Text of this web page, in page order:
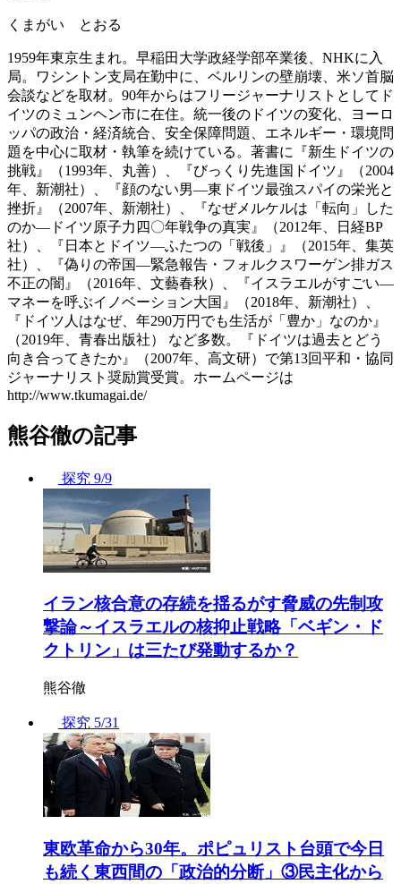
くまがい とおる
1959年東京生まれ。早稲田大学政経学部卒業後、NHKに入
局。ワシントン支局在勤中に、ベルリンの壁崩壊、米ソ首脳
会談などを取材。90年からはフリージャーナリストとしてド
イツのミュンヘン市に在住。統一後のドイツの変化、ヨーロ
ッパの政治・経済統合、安全保障問題、エネルギー・環境問
題を中心に取材・執筆を続けている。著書に『新生ドイツの
挑戦』（1993年、丸善）、『びっくり先進国ドイツ』（2004
年、新潮社）、『顔のない男―東ドイツ最強スパイの栄光と
挫折』（2007年、新潮社）、『なぜメルケルは「転向」した
のか―ドイツ原子力四〇年戦争の真実』（2012年、日経BP
社）、『日本とドイツ―ふたつの「戦後」』（2015年、集英
社）、『偽りの帝国―緊急報告・フォルクスワーゲン排ガス
不正の闇』（2016年、文藝春秋）、『イスラエルがすごい―
マネーを呼ぶイノベーション大国』（2018年、新潮社）、
『ドイツ人はなぜ、年290万円でも生活が「豊か」なのか』
（2019年、青春出版社） など多数。『ドイツは過去とどう
向き合ってきたか』（2007年、高文研）で第13回平和・協同
ジャーナリスト奨励賞受賞。ホームページは
http://www.tkumagai.de/
熊谷徹の記事
探究 9/9
イラン核合意の存続を揺るがす脅威の先制攻
撃論～イスラエルの核抑止戦略「ベギン・ド
クトリン」は三たび発動するか？
熊谷徹
探究 5/31
東欧革命から30年。ポピュリスト台頭で今日
も続く東西間の「政治的分断」③民主化から